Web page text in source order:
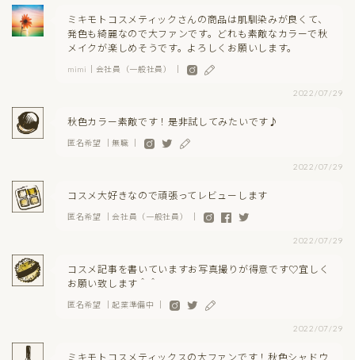
ミキモトコスメティックさんの商品は肌馴染みが良くて、
発色も綺麗なので大ファンです。どれも素敵なカラーで秋
メイクが楽しめそうです。よろしくお願いします。
mimi｜会社員（一般社員） ｜
2022/07/29
秋色カラー素敵です！是非試してみたいです♪
匿名希望 ｜無職 ｜
2022/07/29
コスメ大好きなので頑張ってレビューします
匿名希望 ｜会社員（一般社員） ｜
2022/07/29
コスメ記事を書いていますお写真撮りが得意です♡宜しく
お願い致します＾＾
匿名希望 ｜起業準備中 ｜
2022/07/29
ミキモトコスメティックスの大ファンです！秋色シャドウ